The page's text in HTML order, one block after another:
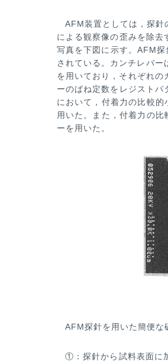
AFM装置としては，探
による観察像の歪みを除
写真を下図に示す。AFM探
されている。カンチレバ
を用いており，それぞれ
ーのばね定数をレジストパ
において，付着力の比較
用いた。また，付着力の
ーを用いた。
AFM探針を用いた簡便な
①：探針から試料表面に